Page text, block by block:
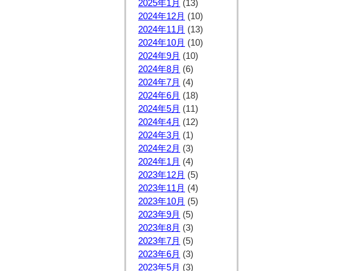
2025年1月 (13)
2024年12月 (10)
2024年11月 (13)
2024年10月 (10)
2024年9月 (10)
2024年8月 (6)
2024年7月 (4)
2024年6月 (18)
2024年5月 (11)
2024年4月 (12)
2024年3月 (1)
2024年2月 (3)
2024年1月 (4)
2023年12月 (5)
2023年11月 (4)
2023年10月 (5)
2023年9月 (5)
2023年8月 (3)
2023年7月 (5)
2023年6月 (3)
2023年5月 (3)